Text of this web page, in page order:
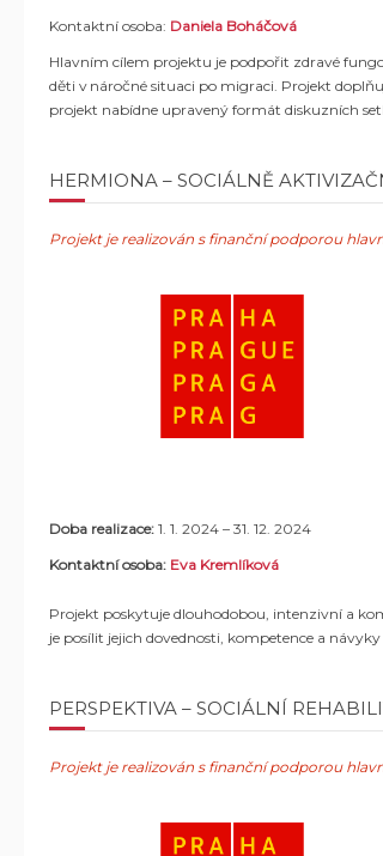
Kontaktní osoba: Daniela Boháčová
Hlavním cílem projektu je podpořit zdravé
děti v náročné situaci po migraci. Projekt
projekt nabídne upravený formát diskuzních
HERMIONA – SOCIÁLNĚ
Projekt je realizován s finanční podporou
Doba realizace: 1. 1. 2024 – 31. 12. 2024
Kontaktní osoba: Eva Kremlíková
Projekt poskytuje dlouhodobou, intenzivní a
je posílit jejich dovednosti, kompetence a
PERSPEKTIVA – SOCIÁLNÍ
Projekt je realizován s finanční podporou